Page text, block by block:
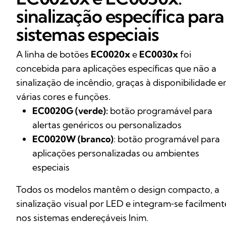
sinalização específica para
sistemas especiais
A linha de botões EC0020xe EC0030xfoi
concebida para aplicações específicas que não a
sinalização de incêndio, graças à disponibilidade
várias cores e funções.
EC0020G (verde): botão programável para
alertas genéricos ou personalizados
EC0020W (branco): botão programável para
aplicações personalizadas ou ambientes
especiais
Todos os modelos mantêm o design compacto, a
sinalização visual por LED e integram‑se
nos sistemas endereçáveis Inim.